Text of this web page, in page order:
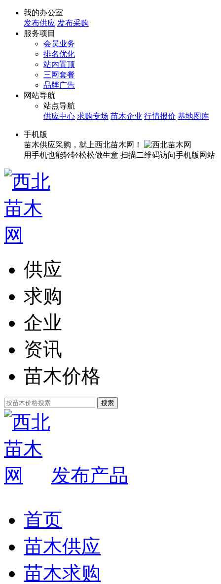
我的办公室
发布供应 发布采购
服务项目
会员业务
排名优化
站内置顶
三网套餐
品牌广告
网站导航
站点导航
供应中心 求购专场 苗木企业 行情报价 基地图库
手机版
苗木供应采购，就上西北苗木网！
用手机也能轻轻松松做生意 扫描二维码访问手机版网站
供应
求购
企业
资讯
苗木价格
发布产品
首页
苗木供应
苗木求购